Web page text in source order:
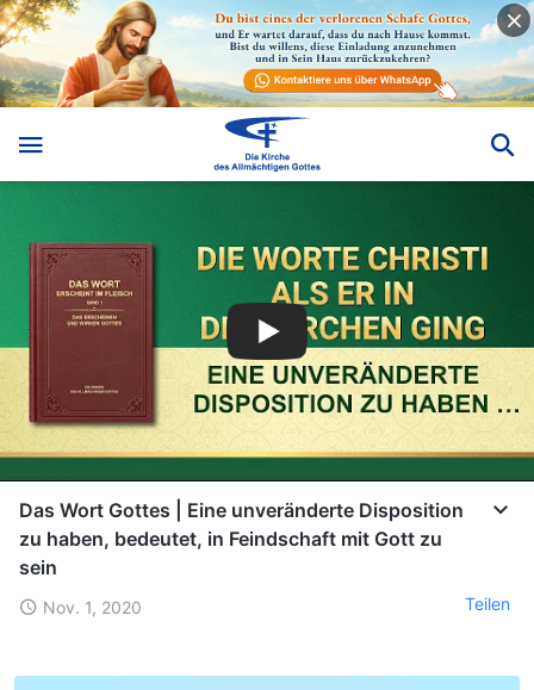
Das Wort Gottes | Eine unveränderte Disposition
zu haben, bedeutet, in Feindschaft mit Gott zu
sein
Nov. 1, 2020 Teilen